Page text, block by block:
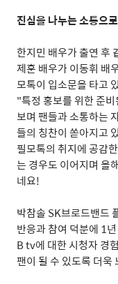
진심을 나누는 소통으
한지민 배우가 출연 후
제훈 배우가 이동휘 배
모톡이 입소문을 타고
"특정 홍보를 위한 준
보며 팬들과 소통하는
들의 칭찬이 쏟아지고
필모톡의 취지에 공감
는 경우도 이어지며 올
네요!
박참솔 SK브로드밴드
반응과 참여 덕분에 1
B tv에 대한 시청자 경
팬이 될 수 있도록 더욱